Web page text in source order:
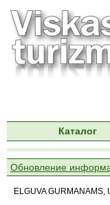
Каталог
Обновление
ELGUVA